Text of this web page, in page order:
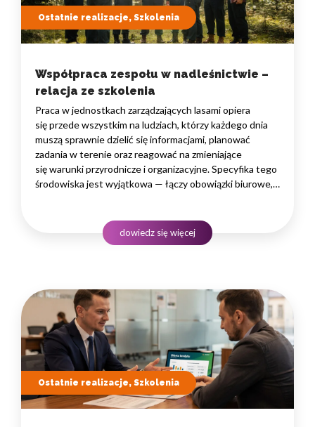
Ostatnie realizacje, Szkolenia
Współpraca zespołu w nadleśnictwie –
relacja ze szkolenia
Praca w jednostkach zarządzających lasami opiera
się przede wszystkim na ludziach, którzy każdego dnia
muszą sprawnie dzielić się informacjami, planować
zadania w terenie oraz reagować na zmieniające
się warunki przyrodnicze i organizacyjne. Specyfika tego
środowiska jest wyjątkowa — łączy obowiązki biurowe,
podejmowania decyzji. W takim środowisku
to nie pojedyncze kompetencje, lecz dobrze…
dowiedz się więcej
Ostatnie realizacje, Szkolenia